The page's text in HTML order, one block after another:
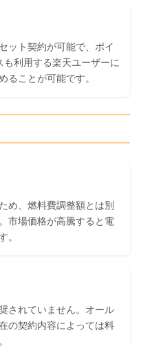
ット契約が可能で、ポイ
利用する楽天ユーザーに
ることが可能です。
め、燃料費調整額とは別
市場価格が高騰すると電
。
されていません。オール
の契約内容によっては料